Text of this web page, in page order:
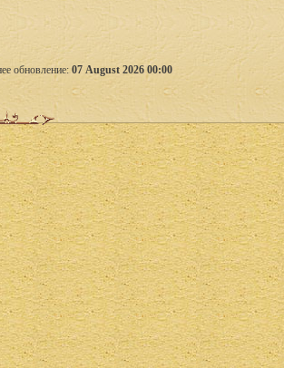
обновление: 07 August 2026 00:00